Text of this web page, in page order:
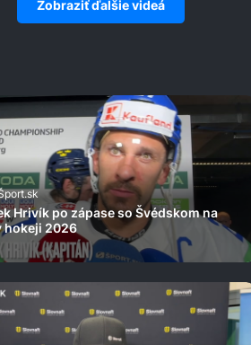
Zobraziť ďalšie videá
Hrivík po zápase so Švédskom na
hokeji 2026